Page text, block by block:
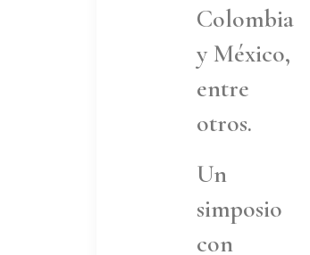
Colombia
y México,
entre
otros.
Un
simposio
con